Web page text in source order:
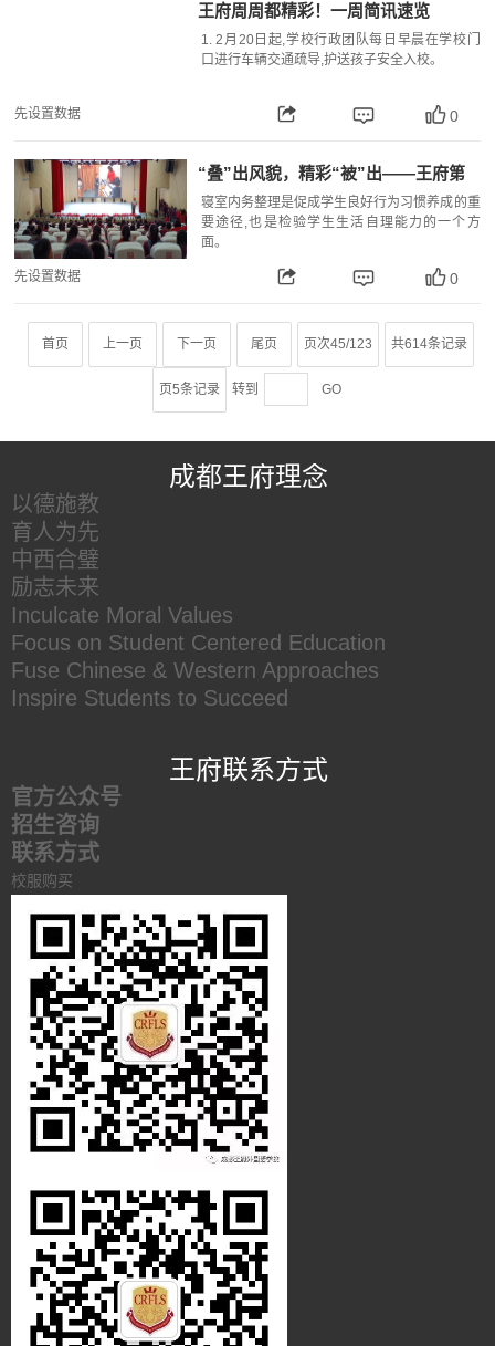
王府周周都精彩！一周简讯速览
1. 2月20日起,学校行政团队每日早晨在学校门
口进行车辆交通疏导,护送孩子安全入校。
先设置数据 0
“叠”出风貌，精彩“被”出——王府第
四届内务整理比赛圆满结束
寝室内务整理是促成学生良好行为习惯养成的重
要途径,也是检验学生生活自理能力的一个方
面。
先设置数据 0
首页 上一页 下一页 尾页 页次45/123 共614条记录
页5条记录 转到 GO
成都王府理念
以德施教
育人为先
中西合璧
励志未来
Inculcate Moral Values
Focus on Student Centered Education
Fuse Chinese & Western Approaches
Inspire Students to Succeed
王府联系方式
官方公众号
招生咨询
联系方式
校服购买